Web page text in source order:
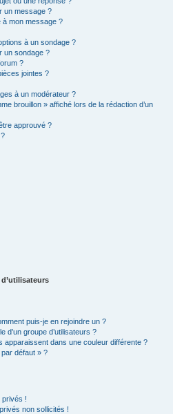
un message ?
à mon message ?
à un sondage ?
un sondage ?
?
jointes ?
à un modérateur ?
brouillon » affiché lors de la rédaction d’un
approuvé ?
puis-je en rejoindre un ?
d’un groupe d’utilisateurs ?
apparaissent dans une couleur différente ?
par défaut » ?
privés !
non sollicités !